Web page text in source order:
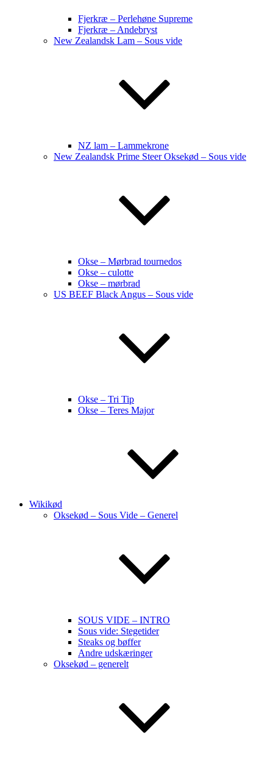
Fjerkræ – Perlehøne Supreme
Fjerkræ – Andebryst
New Zealandsk Lam – Sous vide
NZ lam – Lammekrone
New Zealandsk Prime Steer Oksekød – Sous vide
Okse – Mørbrad tournedos
Okse – culotte
Okse – mørbrad
US BEEF Black Angus – Sous vide
Okse – Tri Tip
Okse – Teres Major
Wikikød
Oksekød – Sous Vide – Generel
SOUS VIDE – INTRO
Sous vide: Stegetider
Steaks og bøffer
Andre udskæringer
Oksekød – generelt